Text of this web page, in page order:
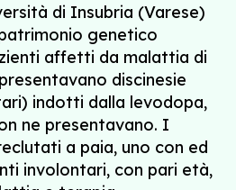
di Insubria (Varese)
genetico
affetti da malattia di
discinesie
indotti dalla levodopa,
ne presentavano. I
a paia, uno con ed
involontari, con pari età,